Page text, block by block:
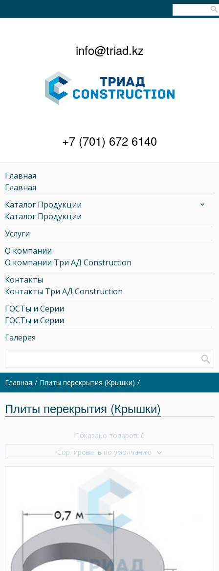
info@triad.kz
+7 (701) 672 6140
Главная
Главная
Каталог Продукции
Каталог Продукции
Услуги
О компании
О компании Три АД Construction
Контакты
Контакты Три АД Construction
ГОСТы и Серии
ГОСТы и Серии
Галерея
Главная Плиты перекрытия (Крышки)
Плиты перекрытия (Крышки)
Показано товаров: 6
Сортировать по умолчанию